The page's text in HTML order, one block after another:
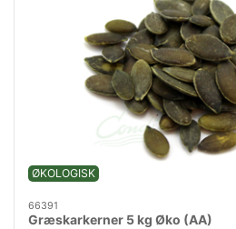
ØKOLOGISK
66391
Græskarkerner 5 kg Øko (AA)